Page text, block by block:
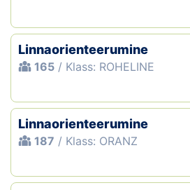
Linnaorienteerumine
165 / Klass: ROHELINE
Linnaorienteerumine
187 / Klass: ORANZ